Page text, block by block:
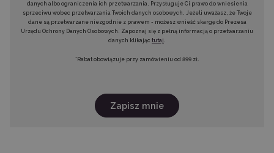
danych albo ograniczenia ich przetwarzania. Przysługuje Ci prawo do wniesienia
sprzeciwu wobec przetwarzania Twoich danych osobowych. Jeżeli uważasz, że Twoje
dane są przetwarzane niezgodnie z prawem - możesz wnieść skargę do Prezesa
Urzędu Ochrony Danych Osobowych. Zapoznaj się z pełną informacją o przetwarzaniu
danych klikając tutaj .
*Rabat obowiązuje przy zamówieniu od 899 zł.
Zapisz mnie